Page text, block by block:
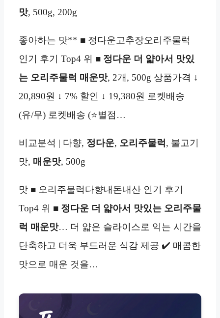
맛, 500g, 200g
좋아하는 맛** ■ 정다운고추장오리주물럭
인기 후기 Top4 위 ■ 정다운 더 얇아서 맛있
는 오리주물럭 매운맛, 2개, 500g 상품가격 ↓
20,890원 ↓ 7% 할인 ↓ 19,380원 로켓배송
(유/무) 로켓배송 (⭐별점…
비교분석 | 다향, 정다운, 오리주물럭 , 불고기
맛, 매운맛, 500g
맛 ■ 오리주물럭다향내돈내산 인기 후기
Top4 위 ■ 정다운 더 얇아서 맛있는 오리주물
럭 매운맛… 더 얇은 슬라이스로 익는 시간을
단축하고 더욱 부드러운 식감 제공 ✔️ 매콤한
맛으로 매운 것을…